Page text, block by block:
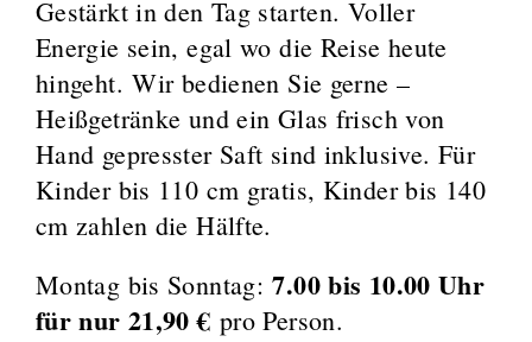
Gestärkt in den Tag starten. Voller
Energie sein, egal wo die Reise heute
hingeht. Wir bedienen Sie gerne –
Heißgetränke und ein Glas frisch von
Hand gepresster Saft sind inklusive. Für
Kinder bis 110 cm gratis, Kinder bis 140
cm zahlen die Hälfte.
Montag bis Sonntag:7.00 bis 10.00 Uhr
für nur 21,90 € pro Person.